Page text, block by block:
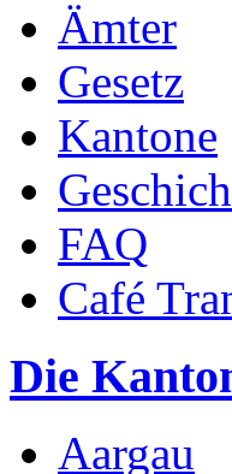
Ämter
Gesetz
Kantone
FAQ
Café
Die
Aargau